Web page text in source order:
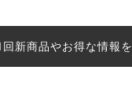
込み表示(LADY'S)
リーから探す(MEN'S)
回新商品やお得な情報